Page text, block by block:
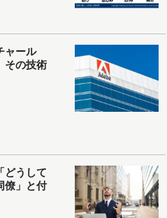
ャール
その技術
どうして
僚」と付